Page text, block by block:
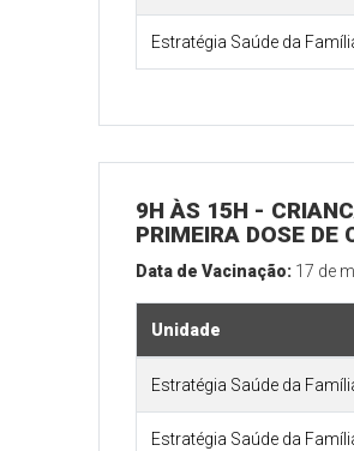
Estratégia Saúde da
9H ÀS 15H -
PRIMEIRA DOSE DE
Data de Vacinação: 17 de
Unidade
Estratégia Saúde da
Estratégia Saúde da